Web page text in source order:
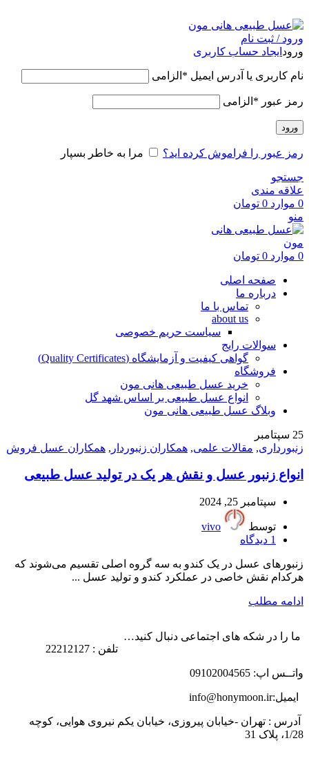
ورود / ثبت نام
ورود ایجاد حساب کاربری
نام کاربری یا آدرس ایمیل * الزامی
رمز عبور * الزامی
ورود
رمز عبور را فراموش کرده اید؟ مرا به خاطر بسپار
جستجو
علاقه مندی
0 موارد 0 تومان
منو
0 موارد 0 تومان
صفحه اصلی
درباره ما
تماس با ما
about us
سیاست حریم خصوصی
سوالات رایج
گواهی کیفیت و آزمایشگاه (Quality Certificates)
فروشگاه
خرید عسل طبیعی هانی مون
انواع عسل طبیعی بر اساس شهد گل
وبلاگ عسل طبیعی هانی مون
25 سپتامبر
زنبورداری, مقالات علمی, همکاران زنبوردار , همکاران عسل فروش
انواع زنبور عسل و نقش هر یک در تولید عسل طبیعی
سپتامبر 25, 2024
توسط
vivo
1 دیدگاه
زنبورهای عسل در یک کندو به سه گروه اصلی تقسیم می‌شوند که
هرکدام نقش خاصی در عملکرد کندو و تولید عسل ...
ادامه مطلب
ما را در شکه های اجتماعی دنبال کنید…
تلفن : 22212127
واتــس اپ: 09102004565
ایمیل:info@honymoon.ir
آدرس : تهران -خیابان پیروزی، خیابان یکم نیروی هوایی، کوچه
1/28، پلاک 31